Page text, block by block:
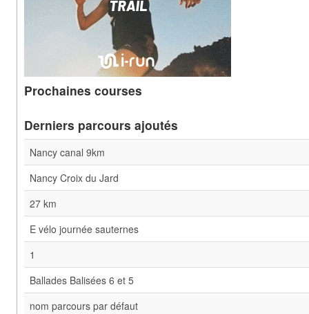
Prochaines courses
Derniers parcours ajoutés
Nancy canal 9km
Nancy Croix du Jard
27 km
E vélo journée sauternes
1
Ballades Balisées 6 et 5
nom parcours par défaut